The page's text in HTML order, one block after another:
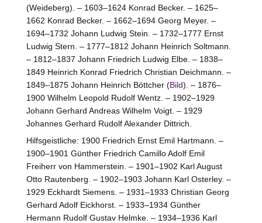
(Weideberg). – 1603–1624 Konrad Becker. – 1625–
1662 Konrad Becker. – 1662–1694 Georg Meyer. –
1694–1732 Johann Ludwig Stein. – 1732–1777 Ernst
Ludwig Stern. – 1777–1812 Johann Heinrich Soltmann.
– 1812–1837 Johann Friedrich Ludwig Elbe. – 1838–
1849 Heinrich Konrad Friedrich Christian Deichmann. –
1849–1875 Johann Heinrich Böttcher (Bild). – 1876–
1900 Wilhelm Leopold Rudolf Wentz. – 1902–1929
Johann Gerhard Andreas Wilhelm Voigt. – 1929
Johannes Gerhard Rudolf Alexander Dittrich.
Hilfsgeistliche: 1900 Friedrich Ernst Emil Hartmann. –
1900–1901 Günther Friedrich Camillo Adolf Emil
Freiherr von Hammerstein. – 1901–1902 Karl August
Otto Rautenberg. – 1902–1903 Johann Karl Osterley. –
1929 Eckhardt Siemens. – 1931–1933 Christian Georg
Gerhard Adolf Eickhorst. – 1933–1934 Günther
Hermann Rudolf Gustav Helmke. – 1934–1936 Karl